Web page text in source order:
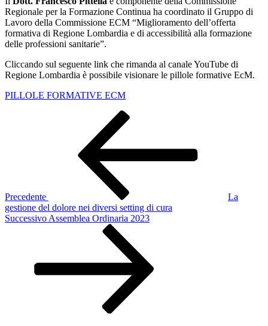
Regionale per la Formazione Continua ha coordinato il Gruppo di
Lavoro della Commissione ECM “Miglioramento dell’offerta
formativa di Regione Lombardia e di accessibilità alla formazione
delle professioni sanitarie”.
Cliccando sul seguente link che rimanda al canale YouTube di
Regione Lombardia è possibile visionare le pillole formative EcM.
PILLOLE FORMATIVE ECM
Precedente
La
gestione del dolore nei diversi setting di cura
Articolo
Successivo Assemblea Ordinaria 2023